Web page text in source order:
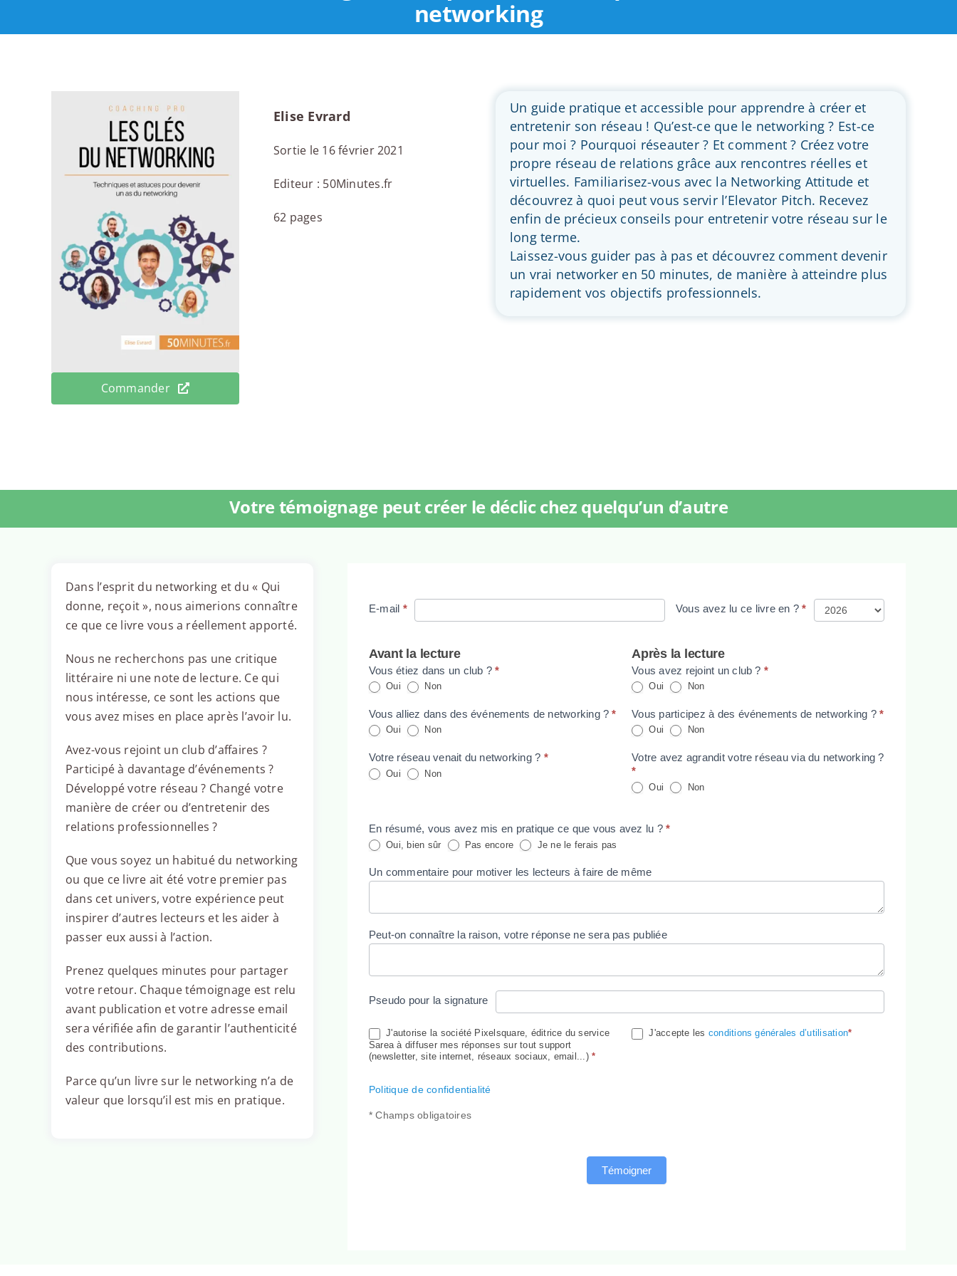
networking
Commander
Elise Evrard
Sortie le 16 février 2021
Editeur : 50Minutes.fr
62 pages
Un guide pratique et accessible pour apprendre à créer et
entretenir son réseau ! Qu’est-ce que le networking ? Est-ce
pour moi ? Pourquoi réseauter ? Et comment ? Créez votre
propre réseau de relations grâce aux rencontres réelles et
virtuelles. Familiarisez-vous avec la Networking Attitude et
découvrez à quoi peut vous servir l’Elevator Pitch. Recevez
enfin de précieux conseils pour entretenir votre réseau sur le
long terme.
Laissez-vous guider pas à pas et découvrez comment devenir
un vrai networker en 50 minutes, de manière à atteindre plus
rapidement vos objectifs professionnels.
Votre témoignage peut créer le déclic chez quelqu’un d’autre
Dans l’esprit du networking et du « Qui
donne, reçoit », nous aimerions connaître
ce que ce livre vous a réellement apporté.
Nous ne recherchons pas une critique
littéraire ni une note de lecture. Ce qui
nous intéresse, ce sont les actions que
vous avez mises en place après l’avoir lu.
Avez-vous rejoint un club d’affaires ?
Participé à davantage d’événements ?
Développé votre réseau ? Changé votre
manière de créer ou d’entretenir des
relations professionnelles ?
Que vous soyez un habitué du networking
ou que ce livre ait été votre premier pas
dans cet univers, votre expérience peut
inspirer d’autres lecteurs et les aider à
passer eux aussi à l’action.
Prenez quelques minutes pour partager
votre retour. Chaque témoignage est relu
avant publication et votre adresse email
sera vérifiée afin de garantir l’authenticité
des contributions.
Parce qu’un livre sur le networking n’a de
valeur que lorsqu’il est mis en pratique.
Lecteur
E-mail * Vous avez lu ce livre en ?*
Avant la lecture
Vous étiez dans un club ?*
Oui Non
Vous alliez dans des événements de networking ?*
Oui Non
Votre réseau venait du networking ? *
Oui Non
Après la lecture
Vous avez rejoint un club ? *
Oui Non
Vous participez à des événements de networking ? *
Oui Non
Votre avez agrandit votre réseau via du networking ?
*
Oui Non
En résumé, vous avez mis en pratique ce que vous avez lu ?*
Oui, bien sûr Pas encore Je ne le ferais pas
Un commentaire pour motiver les lecteurs à faire de même
Peut-on connaître la raison, votre réponse ne sera pas publiée
Pseudo pour la signature
J'autorise la société Pixelsquare, éditrice du service
Sarea à diffuser mes réponses sur tout support
(newsletter, site internet, réseaux sociaux, email...)*
J'accepte les conditions générales d’utilisation*
Politique de confidentialité
* Champs obligatoires
Témoigner